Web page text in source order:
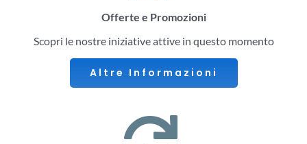
Offerte e Promozioni
Scopri le nostre iniziative attive in questo momento
Altre Informazioni